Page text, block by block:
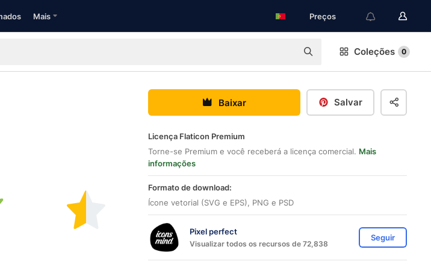
Mais Preços
Coleções 0
Baixar Salvar
Licença Flaticon Premium
Torne-se Premium e você receberá a licença comercial. Mais
informações
Formato de download:
Ícone vetorial (SVG e EPS), PNG e PSD
Pixel perfect
Visualizar todos os recursos de 72,838
Seguir